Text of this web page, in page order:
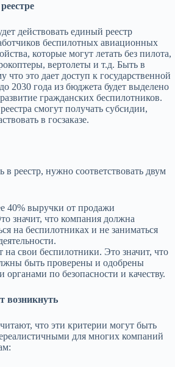
действовать единый реестр
беспилотных авиационных
которые могут летать без пилота,
вертолеты и т.д. Быть в
что это дает доступ к государственной
2030 года из бюджета будет выделено
гражданских беспилотников.
смогут получать субсидии,
в госзаказе.
в реестр, нужно соответствовать двум
40% выручки от продажи
значит, что компания должна
на беспилотниках и не заниматься
на свои беспилотники. Это значит, что
быть проверены и одобрены
органами по безопасности и качеству.
возникнуть
что эти критерии могут быть
для многих компаний